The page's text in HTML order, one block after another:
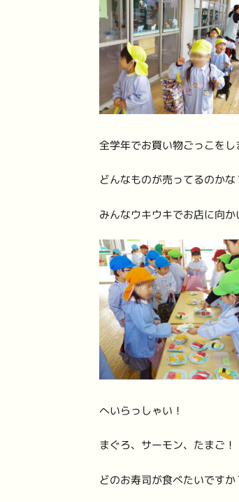
全学年でお買い物ごっこをし
どんなものが売ってるのかな
みんなウキウキでお店に向
へいらっしゃい！
まぐろ、サーモン、たまご！
どのお寿司が食べたいですか